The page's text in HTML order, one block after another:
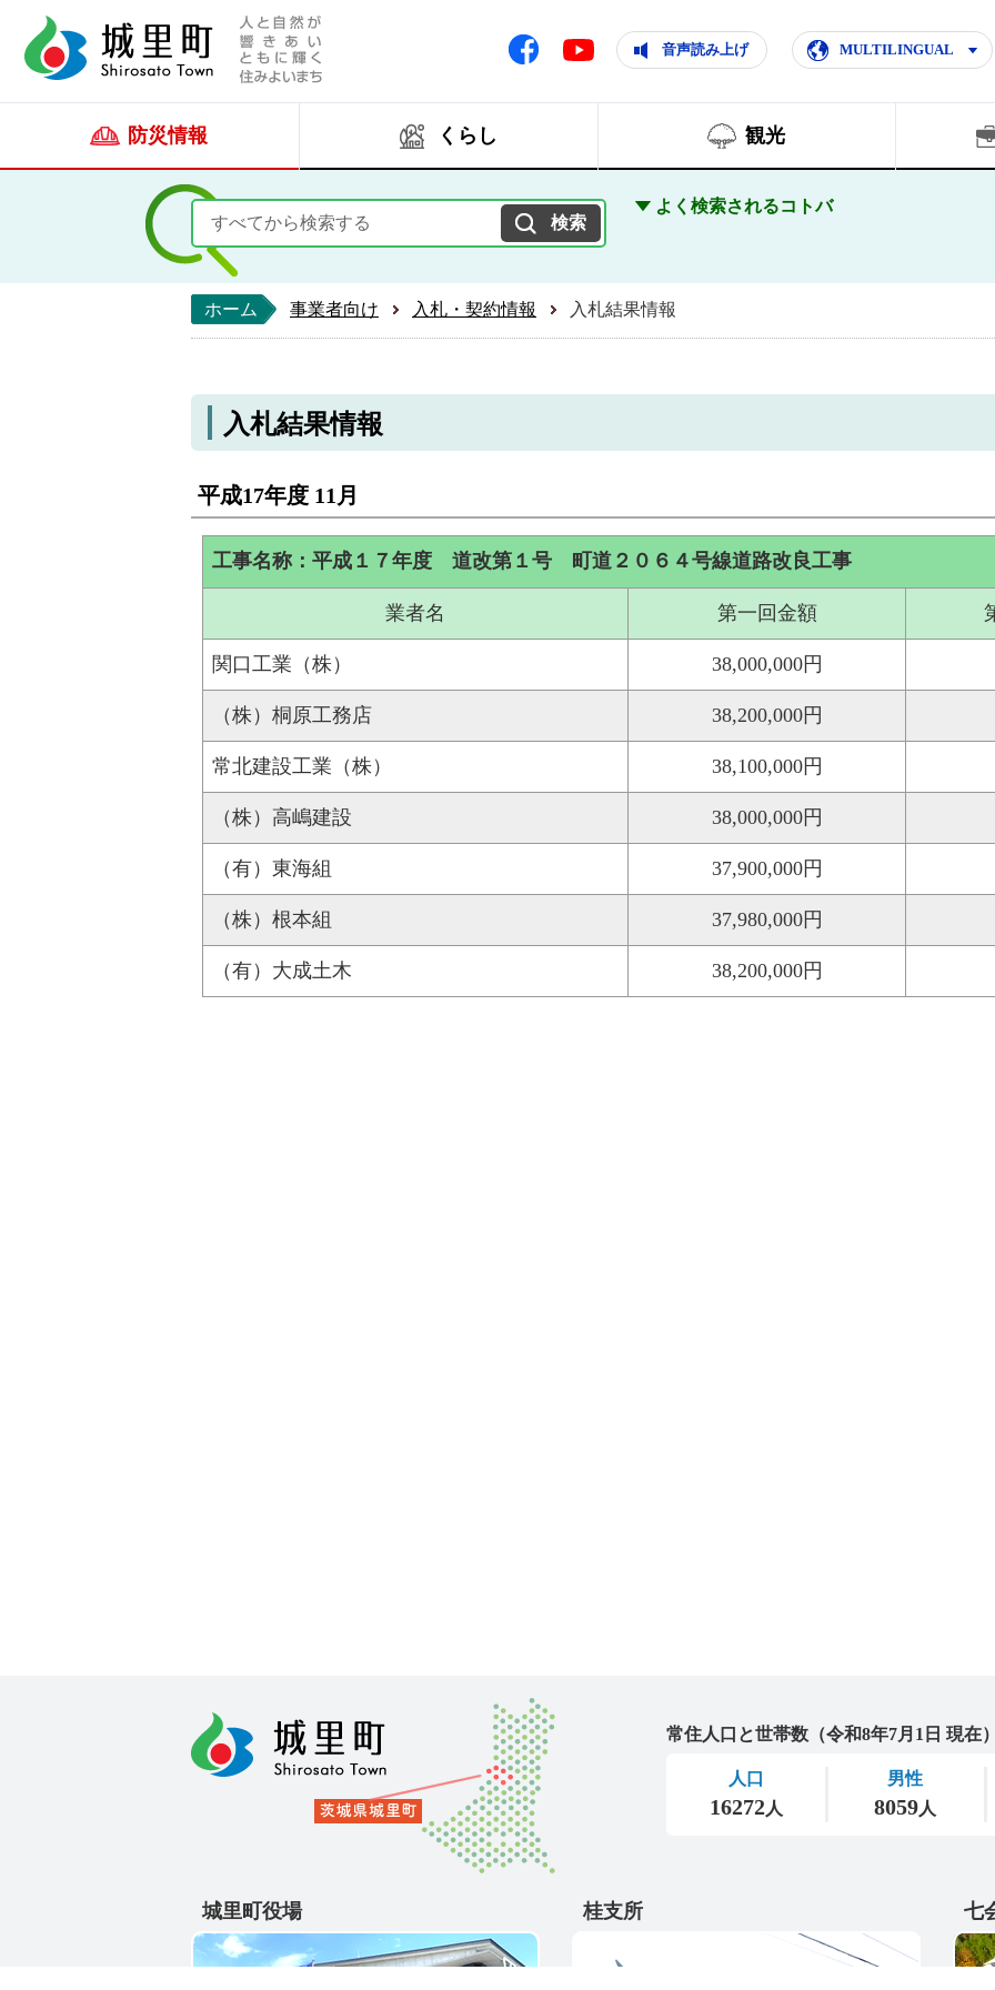
人と自然が響きあいともに輝く住みよいまち
Facebook Youtube 音声読み上げ MULTILINGUAL
防災情報 くらし 観光
よく検索されるコトバ
ホーム 事業者向け 入札・契約情報 入札結果情報
入札結果情報
平成17年度 11月
工事名称：平成１７年度 道改第１号 町道２０６４号線道路改良工事
業者名 第一回金額
関口工業（株） 38,000,000円
（株）桐原工務店 38,200,000円
常北建設工業（株） 38,100,000円
（株）高嶋建設 38,000,000円
（有）東海組 37,900,000円
（株）根本組 37,980,000円
（有）大成土木 38,200,000円
城里町役場 桂支所 七